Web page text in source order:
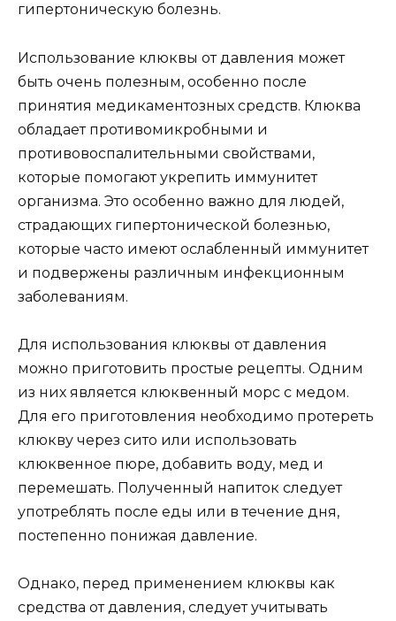
гипертоническую болезнь.
Использование клюквы от давления может
быть очень полезным, особенно после
принятия медикаментозных средств. Клюква
обладает противомикробными и
противовоспалительными свойствами,
которые помогают укрепить иммунитет
организма. Это особенно важно для людей,
страдающих гипертонической болезнью,
которые часто имеют ослабленный иммунитет
и подвержены различным инфекционным
заболеваниям.
Для использования клюквы от давления
можно приготовить простые рецепты. Одним
из них является клюквенный морс с медом.
Для его приготовления необходимо протереть
клюкву через сито или использовать
клюквенное пюре, добавить воду, мед и
перемешать. Полученный напиток следует
употреблять после еды или в течение дня,
постепенно понижая давление.
Однако, перед применением клюквы как
средства от давления, следует учитывать